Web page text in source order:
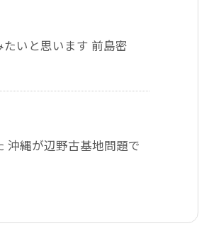
いと思います 前島密
沖縄が辺野古基地問題で